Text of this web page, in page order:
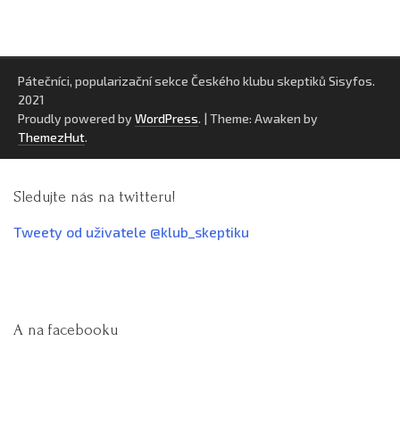
Pátečníci, popularizační sekce Českého klubu skeptiků Sisyfos.
2021
Proudly powered by WordPress. | Theme: Awaken by
ThemezHut.
Sledujte nás na twitteru!
Tweety od uživatele @klub_skeptiku
A na facebooku